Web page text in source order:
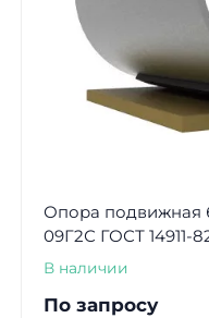
Опора подвижная
09Г2С ГОСТ 14911-
В наличии
По запросу